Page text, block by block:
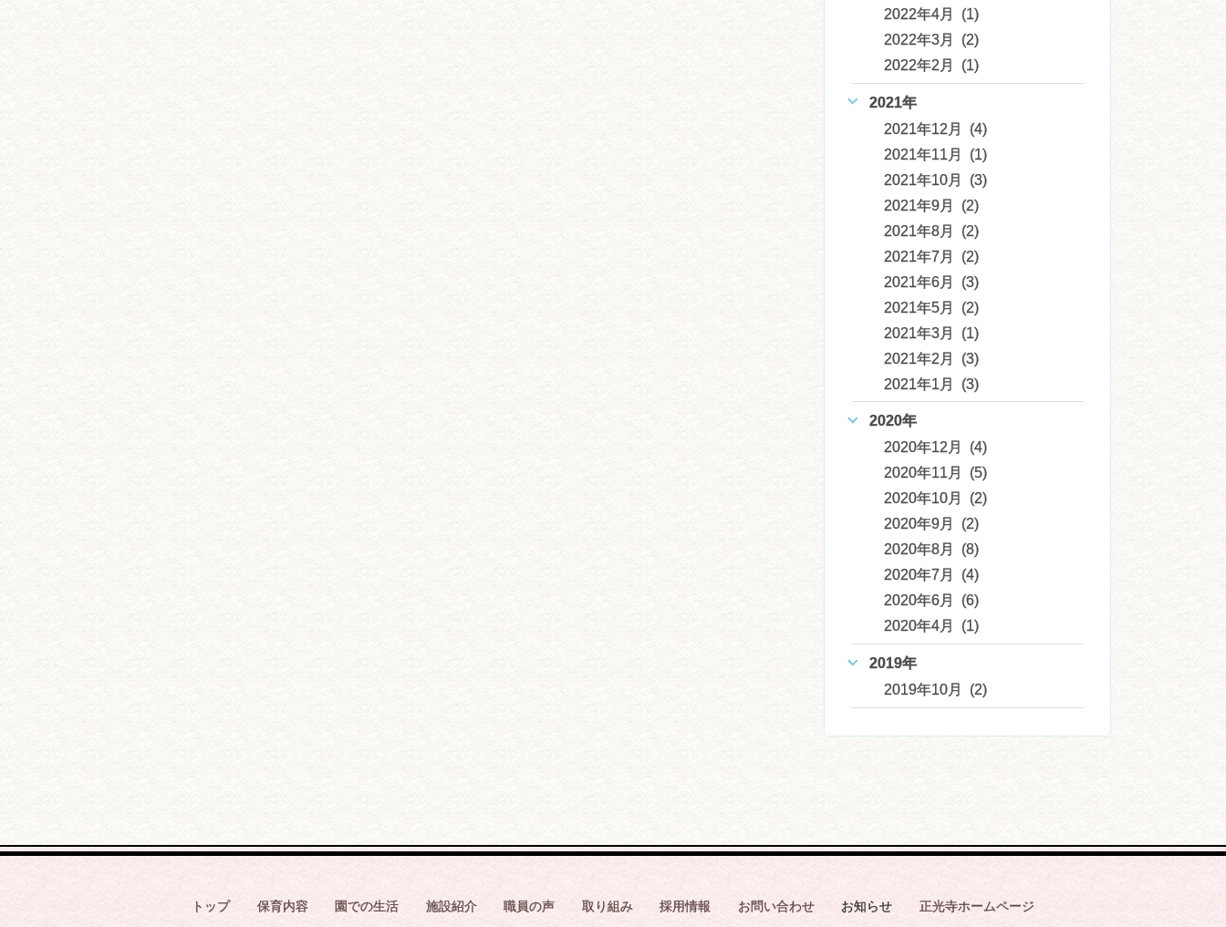
2022年4月 (1)
2022年3月 (2)
2022年2月 (1)
2021年
2021年12月 (4)
2021年11月 (1)
2021年10月 (3)
2021年9月 (2)
2021年8月 (2)
2021年7月 (2)
2021年6月 (3)
2021年5月 (2)
2021年3月 (1)
2021年2月 (3)
2021年1月 (3)
2020年
2020年12月 (4)
2020年11月 (5)
2020年10月 (2)
2020年9月 (2)
2020年8月 (8)
2020年7月 (4)
2020年6月 (6)
2020年4月 (1)
2019年
2019年10月 (2)
トップ 保育内容 園での生活 施設紹介 職員の声 取り組み 採用情報 お問い合わせ お知らせ 正光寺ホームページ